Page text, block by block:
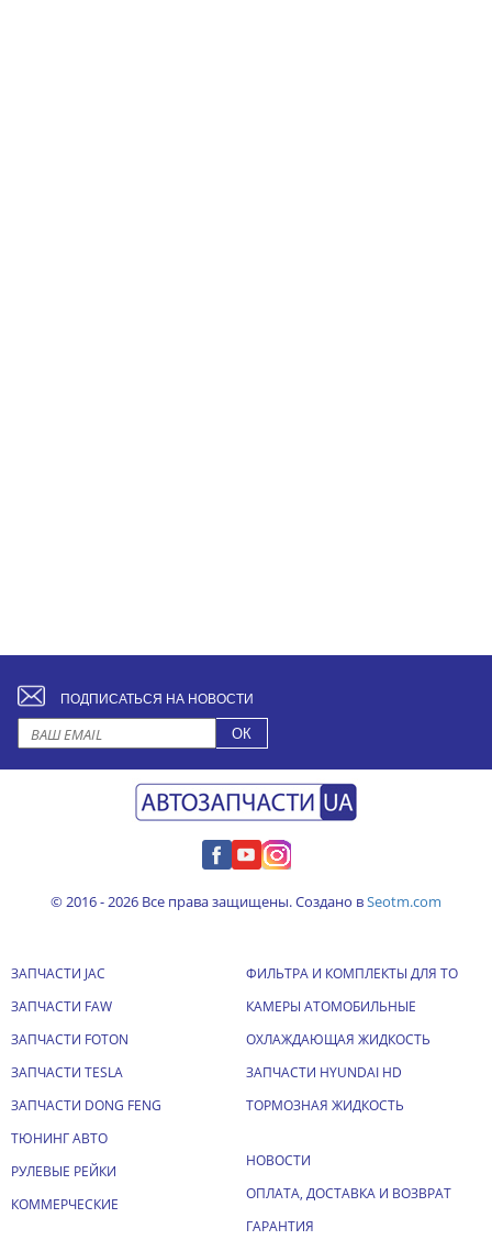
ПОДПИСАТЬСЯ НА НОВОСТИ
© 2016 - 2026 Все права защищены. Создано вSeotm.com
ЗАПЧАСТИ JAC
ЗАПЧАСТИ FAW
ЗАПЧАСТИ FOTON
ЗАПЧАСТИ TESLA
ЗАПЧАСТИ DONG FENG
ТЮНИНГ АВТО
РУЛЕВЫЕ РЕЙКИ
КОММЕРЧЕСКИЕ
ФИЛЬТРА И КОМПЛЕКТЫ ДЛЯ ТО
КАМЕРЫ АТОМОБИЛЬНЫЕ
ОХЛАЖДАЮЩАЯ ЖИДКОСТЬ
ЗАПЧАСТИ HYUNDAI HD
ТОРМОЗНАЯ ЖИДКОСТЬ
НОВОСТИ
ОПЛАТА, ДОСТАВКА И ВОЗВРАТ
ГАРАНТИЯ